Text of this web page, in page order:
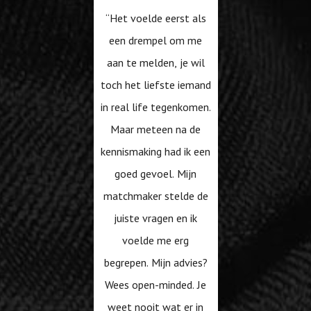
een nieuwe liefde
gegeven. Dank
daarvoor!”
“Het voelde eerst als
een drempel om me
aan te melden, je wil
toch het liefste iemand
in real life tegenkomen.
Maar meteen na de
kennismaking had ik een
goed gevoel. Mijn
matchmaker stelde de
juiste vragen en ik
voelde me erg
begrepen. Mijn advies?
Wees open-minded. Je
weet nooit wat er in